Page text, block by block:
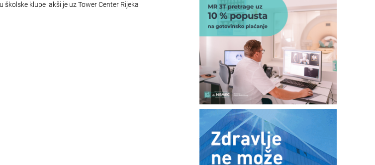
školske klupe lakši je uz Tower Center Rijeka